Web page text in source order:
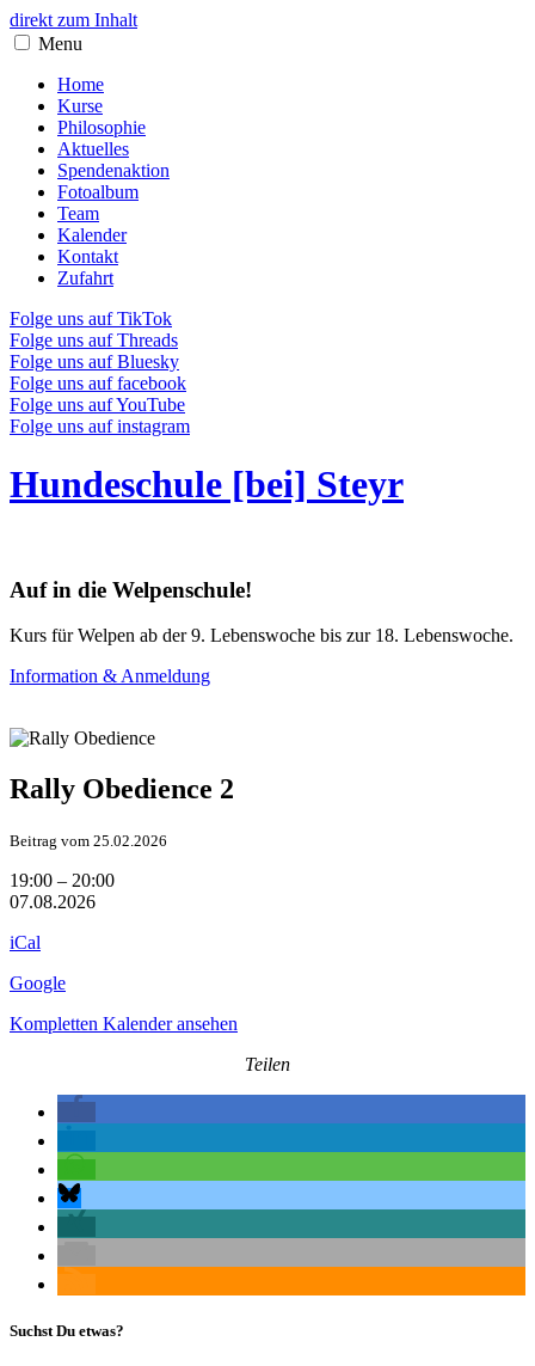
direkt zum Inhalt
Menu
Home
Kurse
Philosophie
Aktuelles
Spendenaktion
Fotoalbum
Team
Kalender
Kontakt
Zufahrt
Folge uns auf TikTok
Folge uns auf Threads
Folge uns auf Bluesky
Folge uns auf facebook
Folge uns auf YouTube
Folge uns auf instagram
Hundeschule [bei] Steyr
Auf in die Welpenschule!
Kurs für Welpen ab der 9. Lebenswoche bis zur 18. Lebenswoche.
Information & Anmeldung
Rally Obedience 2
Beitrag vom 25.02.2026
Rally
Obedience
19:00 – 20:00
07.08.2026
iCal
Google
Kompletten Kalender ansehen
Teilen
Suchst Du etwas?